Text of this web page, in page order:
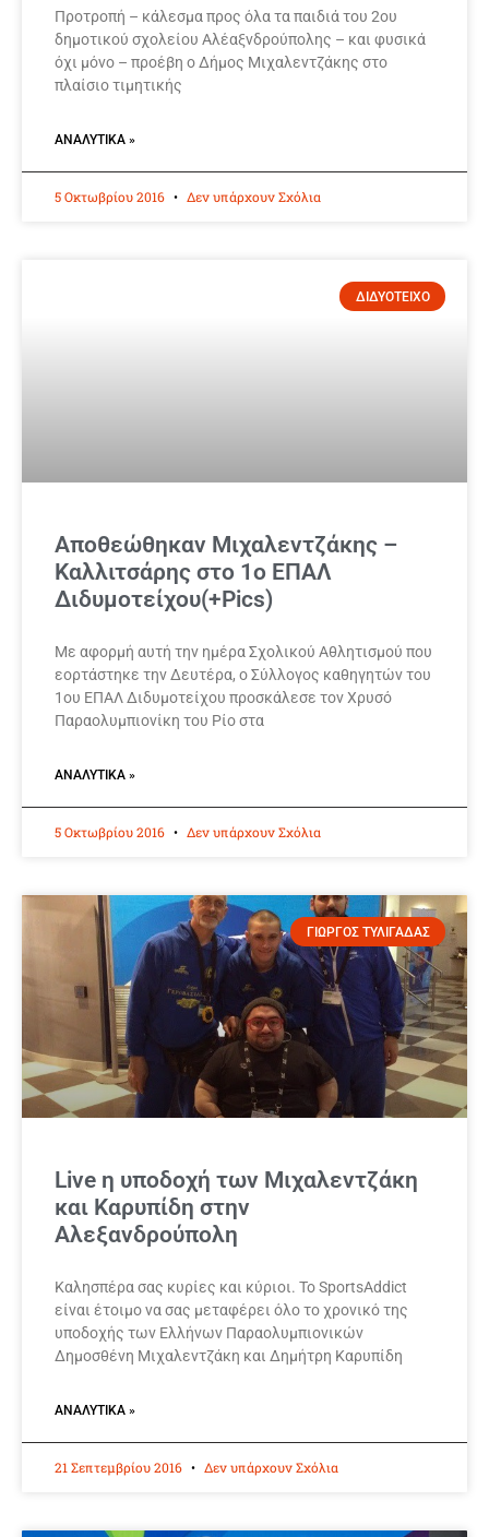
Προτροπή – κάλεσμα προς όλα τα παιδιά του 2ου
δημοτικού σχολείου Αλέαξνδρούπολης – και φυσικά
όχι μόνο – προέβη ο Δήμος Μιχαλεντζάκης στο
πλαίσιο τιμητικής
ΑΝΑΛΥΤΙΚΆ »
5 Οκτωβρίου 2016 Δεν υπάρχουν Σχόλια
ΔΙΔΥΟΤΕΙΧΟ
Αποθεώθηκαν Μιχαλεντζάκης –
Καλλιτσάρης στο 1ο ΕΠΑΛ
Διδυμοτείχου(+Pics)
Με αφορμή αυτή την ημέρα Σχολικού Αθλητισμού που
εορτάστηκε την Δευτέρα, ο Σύλλογος καθηγητών του
1ου ΕΠΑΛ Διδυμοτείχου προσκάλεσε τον Χρυσό
Παραολυμπιονίκη του Ρίο στα
ΑΝΑΛΥΤΙΚΆ »
5 Οκτωβρίου 2016 Δεν υπάρχουν Σχόλια
ΓΙΩΡΓΟΣ ΤΥΛΙΓΑΔΑΣ
Live η υποδοχή των Μιχαλεντζάκη
και Καρυπίδη στην
Αλεξανδρούπολη
Καλησπέρα σας κυρίες και κύριοι. Το SportsAddict
είναι έτοιμο να σας μεταφέρει όλο το χρονικό της
υποδοχής των Ελλήνων Παραολυμπιονικών
Δημοσθένη Μιχαλεντζάκη και Δημήτρη Καρυπίδη
ΑΝΑΛΥΤΙΚΆ »
21 Σεπτεμβρίου 2016 Δεν υπάρχουν Σχόλια